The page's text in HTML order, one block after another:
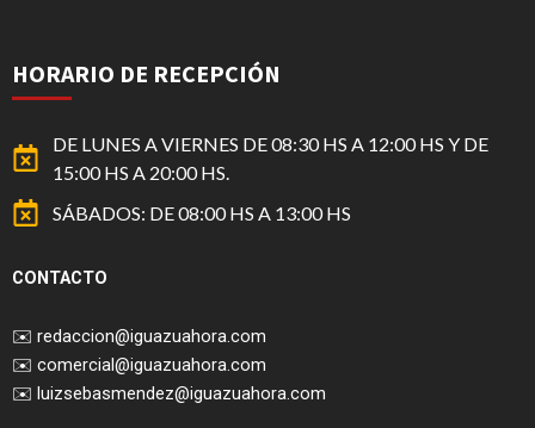
HORARIO DE RECEPCIÓN
DE LUNES A VIERNES DE 08:30 HS A 12:00 HS Y DE
15:00 HS A 20:00 HS.
SÁBADOS: DE 08:00 HS A 13:00 HS
CONTACTO
✉️ redaccion@iguazuahora.com
✉️ comercial@iguazuahora.com
✉️ luizsebasmendez@iguazuahora.com